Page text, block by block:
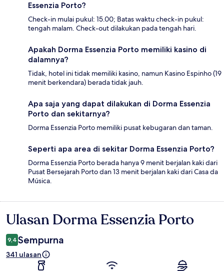
Essenzia Porto?
Check-in mulai pukul: 15.00; Batas waktu check-in pukul:
tengah malam. Check-out dilakukan pada tengah hari.
Apakah Dorma Essenzia Porto memiliki kasino di
dalamnya?
Tidak, hotel ini tidak memiliki kasino, namun Kasino Espinho (19
menit berkendara) berada tidak jauh.
Apa saja yang dapat dilakukan di Dorma Essenzia
Porto dan sekitarnya?
Dorma Essenzia Porto memiliki pusat kebugaran dan taman.
Seperti apa area di sekitar Dorma Essenzia Porto?
Dorma Essenzia Porto berada hanya 9 menit berjalan kaki dari
Pusat Bersejarah Porto dan 13 menit berjalan kaki dari Casa da
Música.
Ulasan
Ulasan Dorma Essenzia Porto
9,4 Sempurna
341 ulasan